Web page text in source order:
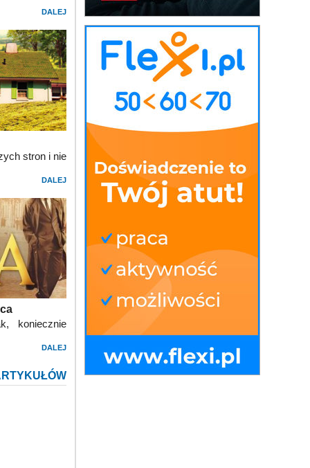
DALEJ
stron i nie
DALEJ
koniecznie
DALEJ